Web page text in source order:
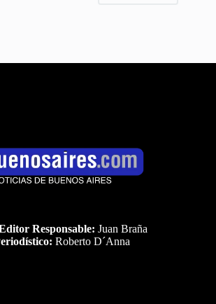
Responsable: Juan Braña
Roberto D´Anna